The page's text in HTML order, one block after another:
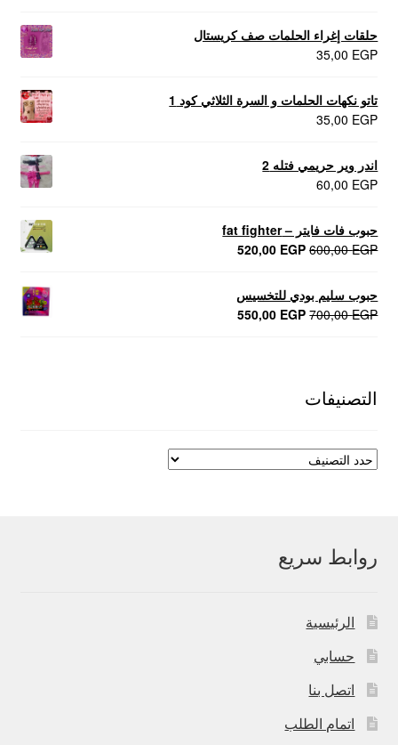
حلقات إغراء الحلمات صف كريستال
35,00 EGP
تاتو نكهات الحلمات و السرة الثلاثي كود 1
35,00 EGP
اندر وير حريمي فتله 2
60,00 EGP
حبوب فات فايتر – fat fighter
600,00EGP
السعر
600,00 EGP.
520,00 EGP
السعر
520,00 EGP.
حبوب سليم بودي للتخسيس
700,00EGP
السعر550,00 EGP
السعر
التصنيفات
روابط سريع
الرئيسية
حسابي
اتصل بنا
اتمام الطلب